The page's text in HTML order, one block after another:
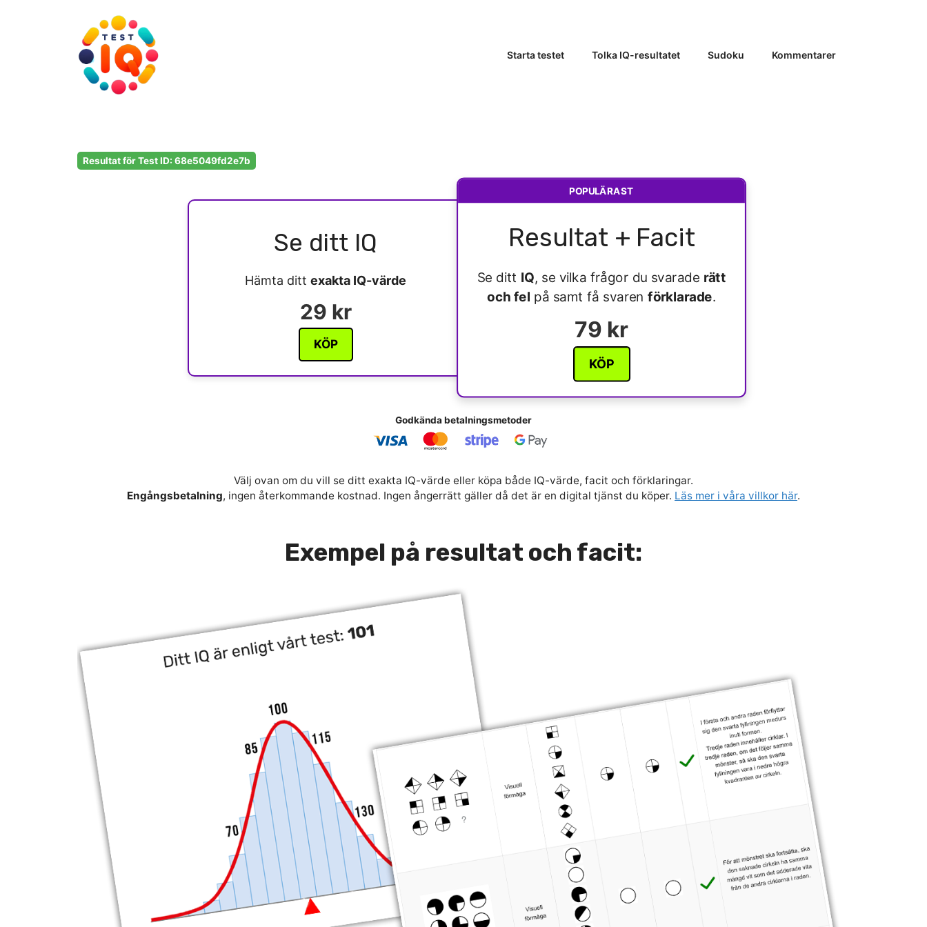
Starta testet Tolka IQ-resultatet Sudoku Kommentarer
Resultat för Test ID: 68e5049fd2e7b
Se ditt IQ
Hämta ditt exakta IQ-värde
29 kr
KÖP
POPULÄRAST
Resultat + Facit
Se ditt IQ, se vilka frågor du svarade rätt
och fel på samt få svarenförklarade.
79 kr
KÖP
Godkända betalningsmetoder
Välj ovan om du vill se ditt exakta IQ-värde eller köpa både IQ-värde, facit och förklaringar.
Engångsbetalning, ingen återkommande kostnad. Ingen ångerrätt gäller då det är en digital tjänst du köper. Läs mer i våra villkor här.
Exempel på resultat och facit: